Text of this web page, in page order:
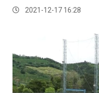
2021-12-17 16:28